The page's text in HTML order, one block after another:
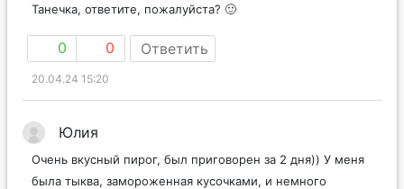
Танечка, ответите, пожалуйста? 🙂
0 0 Ответить
20.04.24 15:20
Юлия
Очень вкусный пирог, был приговорен за 2 дня)) У меня
была тыква, замороженная кусочками, и немного